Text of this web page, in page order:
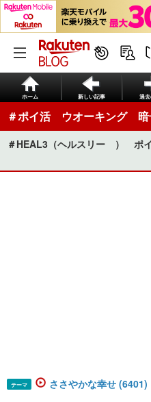
ホーム 新しい記事 過
＃ポイ活 ウオーキング
＃HEAL3（ヘルスリー ） ポ
テーマ ささやかな幸せ (6401)